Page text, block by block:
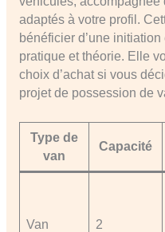
adaptés à votre profil.
bénéficier d’une
pratique et théorie. Elle
choix d’achat si vous
projet de possession de
Type de
van
Capacité
Van 2